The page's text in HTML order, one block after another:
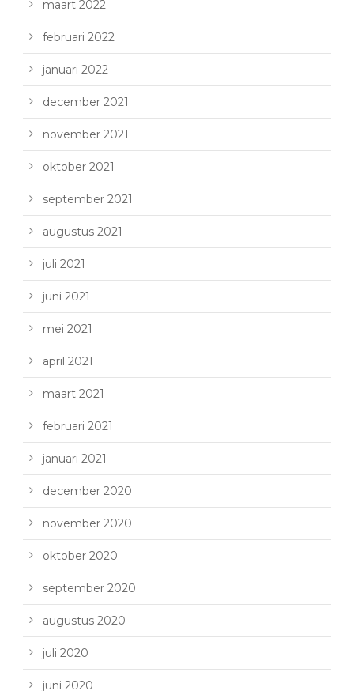
maart 2022
februari 2022
januari 2022
december 2021
november 2021
oktober 2021
september 2021
augustus 2021
juli 2021
juni 2021
mei 2021
april 2021
maart 2021
februari 2021
januari 2021
december 2020
november 2020
oktober 2020
september 2020
augustus 2020
juli 2020
juni 2020